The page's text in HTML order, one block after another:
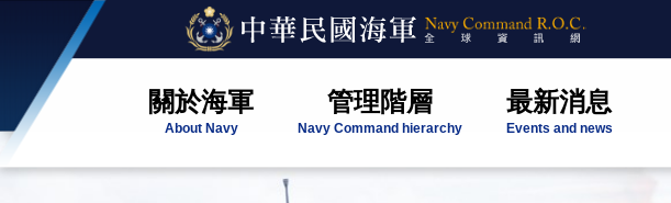
關於海軍
About Navy
管理階層
Navy Command hierarchy
最新消息
Events and news